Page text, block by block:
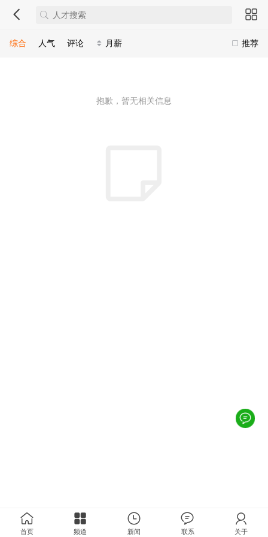
推荐
综合 人气 评论 月薪
抱歉，暂无相关信息
首页 频道 新闻 联系 关于